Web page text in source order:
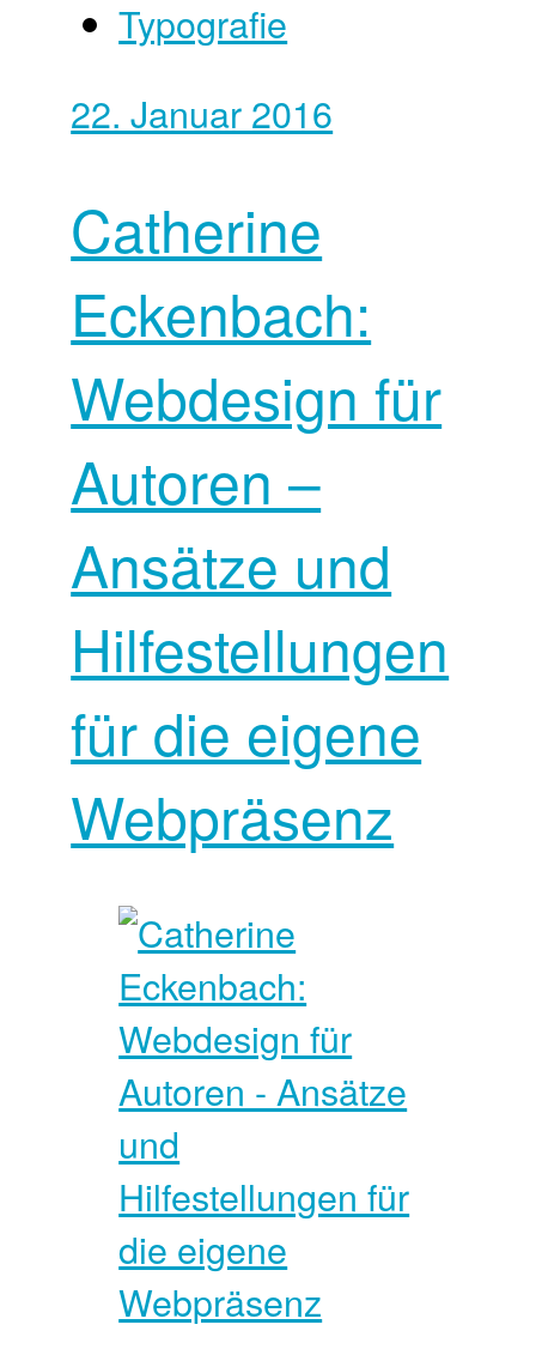
Typografie
22. Januar 2016
Catherine
Eckenbach:
Webdesign für
Autoren –
Ansätze und
Hilfestellungen
für die eigene
Webpräsenz